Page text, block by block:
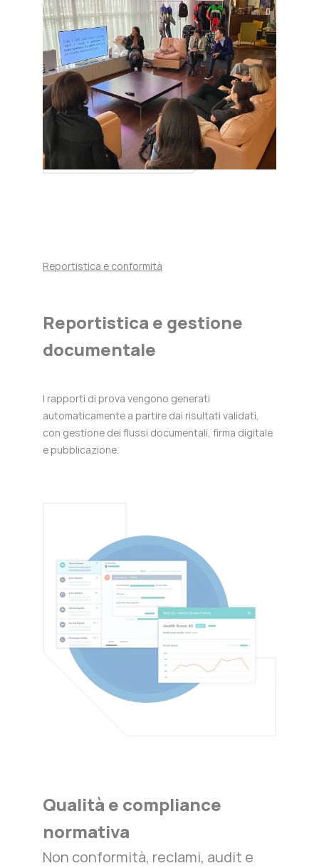
Reportistica e conformità
Reportistica e gestione
documentale
I rapporti di prova vengono generati
automaticamente a partire dai risultati validati,
con gestione dei flussi documentali, firma digitale
e pubblicazione.
Qualità e compliance
normativa
Non conformità, reclami, audit e